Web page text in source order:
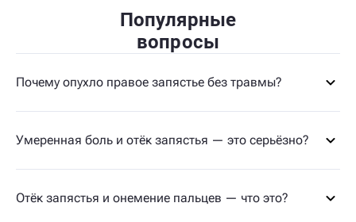
Популярные
вопросы
Почему опухло правое запястье без травмы?
Умеренная боль и отёк запястья — это серьёзно?
Отёк запястья и онемение пальцев — что это?